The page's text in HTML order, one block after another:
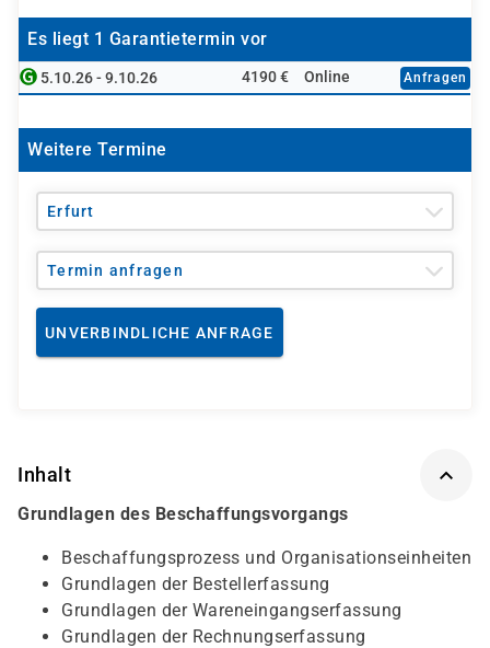
Es liegt 1 Garantietermin vor
5.10.26 - 9.10.26 4190 € Online Anfragen
Weitere Termine
Erfurt
Termin anfragen
UNVERBINDLICHE ANFRAGE
Inhalt
Grundlagen des Beschaffungsvorgangs
Beschaffungsprozess und Organisationseinheiten
Grundlagen der Bestellerfassung
Grundlagen der Wareneingangserfassung
Grundlagen der Rechnungserfassung